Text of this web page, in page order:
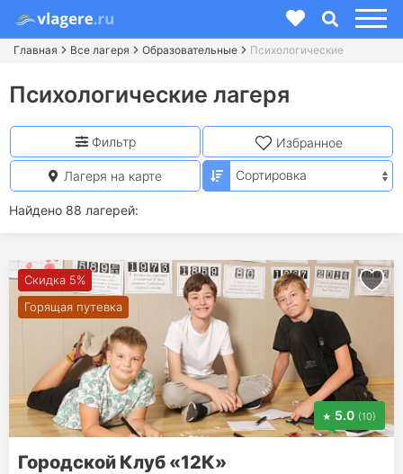
Главная Все лагеря Образовательные Психологические
Психологические лагеря
Найдено 88 лагерей:
Фильтр Избранное
Лагеря на карте
Скидка 5%
Горящая путевка
5.0 (10)
Городской Клуб «12К»